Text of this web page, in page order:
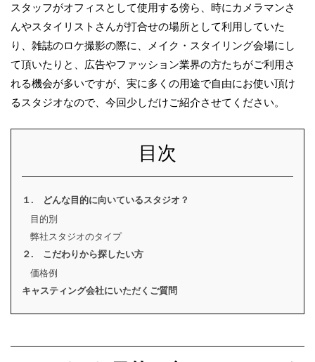
スタッフがオフィスとして使用する傍ら、時にカメラマンさ
んやスタイリストさんが打合せの場所として利用していた
り、雑誌のロケ撮影の際に、メイク・スタイリング会場にし
て頂いたりと、広告やファッション業界の方たちがご利用さ
れる機会が多いですが、実に多くの用途で自由にお使い頂け
るスタジオなので、今回少しだけご紹介させてください。
目次
１. どんな目的に向いているスタジオ？
目的別
弊社スタジオのタイプ
２. こだわりから探したい方
価格例
キャスティング会社にいただくご質問